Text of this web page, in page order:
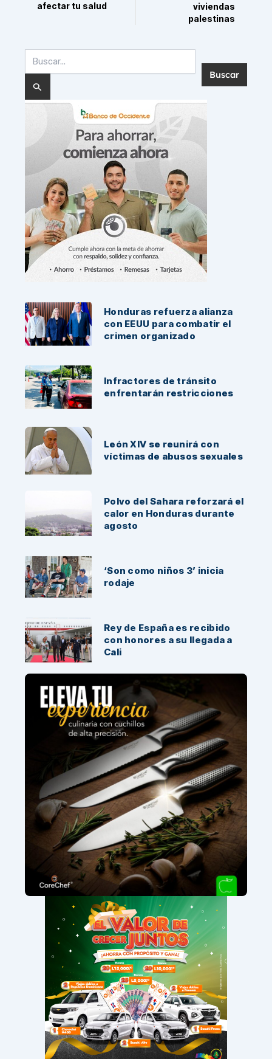
afectar tu salud
viviendas
palestinas
por:
Honduras refuerza alianza
con EEUU para combatir el
crimen organizado
Infractores de tránsito
enfrentarán restricciones
León XIV se reunirá con
víctimas de abusos sexuales
Polvo del Sahara reforzará el
calor en Honduras durante
agosto
‘Son como niños 3’ inicia
rodaje
Rey de España es recibido
con honores a su llegada a
Cali